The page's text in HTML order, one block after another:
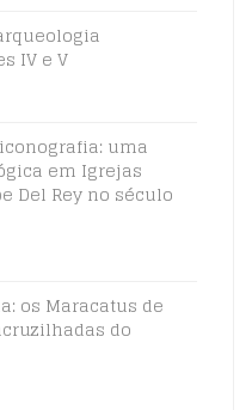
IV e V
uma
em Igrejas
Del Rey no século
os Maracatus de
do